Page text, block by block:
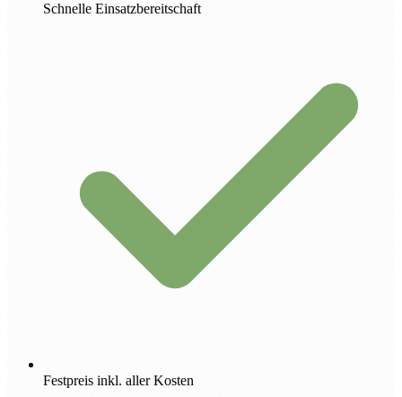
Schnelle Einsatzbereitschaft
Festpreis inkl. aller Kosten